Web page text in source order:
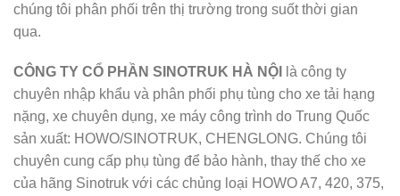
chúng tôi phân phối trên thị trường trong suốt thời gian
qua.
CÔNG TY CỔ PHẦN SINOTRUK HÀ NỘI
là công ty
chuyên nhập khẩu và phân phối phụ tùng cho xe tải hạng
nặng, xe chuyên dụng, xe máy công trình do Trung Quốc
sản xuất: HOWO/SINOTRUK, CHENGLONG. Chúng tôi
chuyên cung cấp phụ tùng để bảo hành, thay thế cho xe
của hãng Sinotruk với các chủng loại HOWO A7, 420, 375,